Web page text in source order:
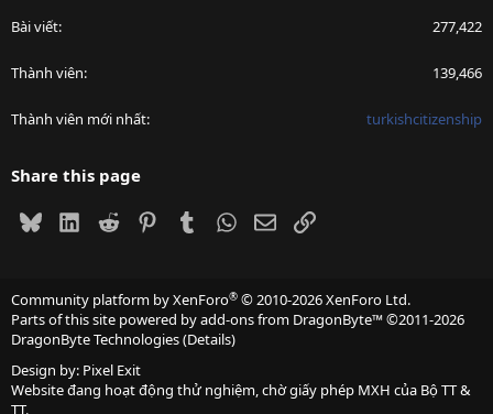
Bài viết 277,422
Thành viên 139,466
Thành viên mới nhất turkishcitizenship
Share this page
BlueskyLinkedIn
Reddit PinterestTumblrWhatsApp
EmailLink
Community platform by XenForo® © 2010-2026 XenForo Ltd.
Parts of this site powered byadd-ons from DragonByte™©2011-2026
DragonByte Technologies(Details)
Design by: Pixel Exit
Website đang hoạt động thử nghiệm, chờ giấy phép MXH của Bộ TT &